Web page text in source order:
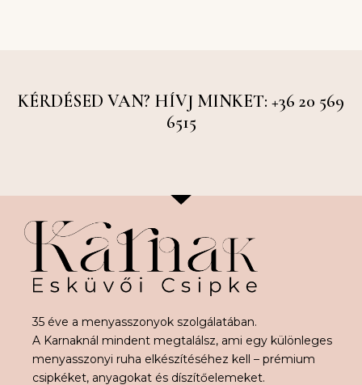
KÉRDÉSED VAN? HÍVJ MINKET: +36 20 569
6515
35 éve a menyasszonyok szolgálatában.
A Karnaknál mindent megtalálsz, ami egy különleges
menyasszonyi ruha elkészítéséhez kell – prémium
csipkéket, anyagokat és díszítőelemeket.